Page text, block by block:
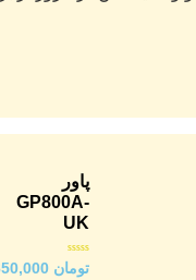
پاور
GP800A-
UK
امتیاز
0
تومان 20,650,000